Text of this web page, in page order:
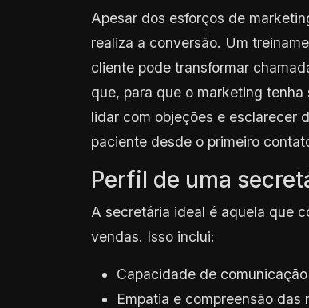
Apesar dos esforços de
realiza a conversão. Um
cliente pode transformar
que, para que o marketing
lidar com objeções e esclarecer
paciente desde o primeiro
Perfil de uma
A secretária ideal é aquela que
vendas. Isso inclui:
Capacidade de
Empatia e compreensão